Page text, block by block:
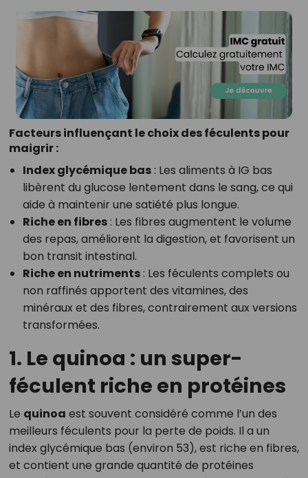
Facteurs influençant le choix des féculents pour
maigrir :
Index glycémique bas: Les aliments à IG bas
libèrent du glucose lentement dans le sang, ce qui
aide à maintenir une satiété plus longue.
Riche en fibres: Les fibres augmentent le volume
des repas, améliorent la digestion, et favorisent un
bon transit intestinal.
Riche en nutriments: Les féculents complets ou
non raffinés apportent des vitamines, des
minéraux et des fibres, contrairement aux versions
transformées.
1. Le quinoa : un super-
féculent riche en protéines
Le quinoa est souvent considéré comme l’un des
meilleurs féculents pour la perte de poids. Il a un
index glycémique bas (environ 53), est riche en fibres,
et contient une grande quantité de protéines